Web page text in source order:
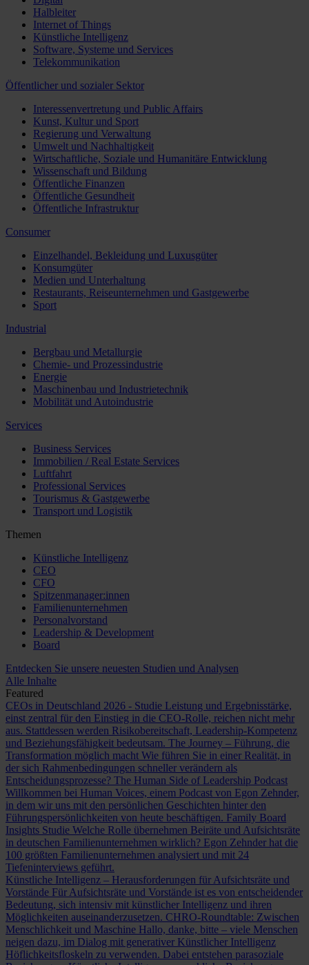
Halbleiter
Internet of Things
Künstliche Intelligenz
Software, Systeme und Services
Telekommunikation
Öffentlicher und sozialer Sektor
Interessenvertretung und Public Affairs
Kunst, Kultur und Sport
Regierung und Verwaltung
Umwelt und Nachhaltigkeit
Wirtschaftliche, Soziale und Humanitäre Entwicklung
Wissenschaft und Bildung
Öffentliche Finanzen
Öffentliche Gesundheit
Öffentliche Infrastruktur
Consumer
Einzelhandel, Bekleidung und Luxusgüter
Konsumgüter
Medien und Unterhaltung
Restaurants, Reiseunternehmen und Gastgewerbe
Sport
Industrial
Bergbau und Metallurgie
Chemie- und Prozessindustrie
Energie
Maschinenbau und Industrietechnik
Mobilität und Autoindustrie
Services
Business Services
Immobilien / Real Estate Services
Luftfahrt
Professional Services
Tourismus & Gastgewerbe
Transport und Logistik
Themen
Künstliche Intelligenz
CEO
CFO
Spitzenmanager:innen
Familienunternehmen
Personalvorstand
Leadership & Development
Board
Entdecken Sie unsere neuesten Studien und Analysen
Alle Inhalte
Featured
CEOs in Deutschland 2026 - Studie Leistung und Ergebnisstärke,
einst zentral für den Einstieg in die CEO-Rolle, reichen nicht mehr
aus. Stattdessen werden Risikobereitschaft, Leadership-Kompetenz
und Beziehungsfähigkeit bedeutsam. The Journey – Führung, die
Transformation möglich macht Wie führen Sie in einer Realität, in
der sich Rahmenbedingungen schneller verändern als
Entscheidungsprozesse? The Human Side of Leadership Podcast
Willkommen bei Human Voices, einem Podcast von Egon Zehnder,
in dem wir uns mit den persönlichen Geschichten hinter den
Führungspersönlichkeiten von heute beschäftigen. Family Board
Insights Studie Welche Rolle übernehmen Beiräte und Aufsichtsräte
in deutschen Familienunternehmen wirklich? Egon Zehnder hat die
100 größten Familienunternehmen analysiert und mit 24
Tiefeninterviews geführt.
Künstliche Intelligenz – Herausforderungen für Aufsichtsräte und
Vorstände Für Aufsichtsräte und Vorstände ist es von entscheidender
Bedeutung, sich intensiv mit künstlicher Intelligenz und ihren
Möglichkeiten auseinanderzusetzen. CHRO-Roundtable: Zwischen
Menschlichkeit und Maschine Hallo, danke, bitte – viele Menschen
neigen dazu, im Dialog mit generativer Künstlicher Intelligenz
Höflichkeitsfloskeln zu verwenden. Dabei entstehen parasoziale